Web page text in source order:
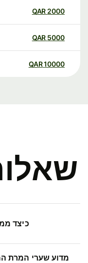
2000
QAR
5000
QAR
10000
QAR
כיצד
מדוע שערי המרת